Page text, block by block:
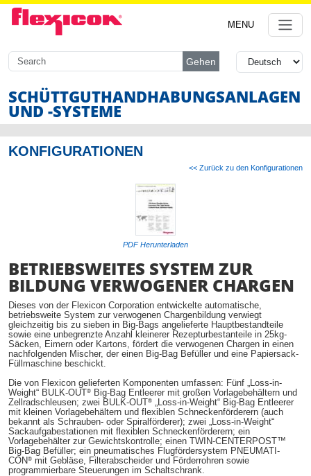
MENU
Gehen
SCHÜTTGUTHANDHABUNGSANLAGEN
UND -SYSTEME
KONFIGURATIONEN
<< Zurück zu den Konfigurationen
PDF Herunterladen
BETRIEBSWEITES SYSTEM ZUR
BILDUNG VERWOGENER CHARGEN
Dieses von der Flexicon Corporation entwickelte automatische,
betriebsweite System zur verwogenen Chargenbildung verwiegt
gleichzeitig bis zu sieben in Big-Bags angelieferte Hauptbestandteile
sowie eine unbegrenzte Anzahl kleinerer Rezepturbestanteile in 25kg-
Säcken, Eimern oder Kartons, fördert die verwogenen Chargen in einen
nachfolgenden Mischer, der einen Big-Bag Befüller und eine Papiersack-
Füllmaschine beschickt.
Die von Flexicon gelieferten Komponenten umfassen: Fünf „Loss-in-
Weight“ BULK-OUT® Big-Bag Entleerer mit großen Vorlagebehältern und
Zellradschleusen; zwei BULK-OUT®
„Loss-in-Weight“ Big-Bag Entleerer
mit kleinen Vorlagebehältern und flexiblen Schneckenförderern (auch
bekannt als Schrauben- oder Spiralförderer); zwei „Loss-in-Weight“
Sackaufgabestationen mit flexiblen Schneckenförderern; ein
Vorlagebehälter zur Gewichtskontrolle; einen TWIN-CENTERPOST™
Big-Bag Befüller; ein pneumatisches Flugfördersystem PNEUMATI-
CON® mit Gebläse, Filterabscheider und Förderrohren sowie
programmierbare Steuerungen im Schaltschrank.